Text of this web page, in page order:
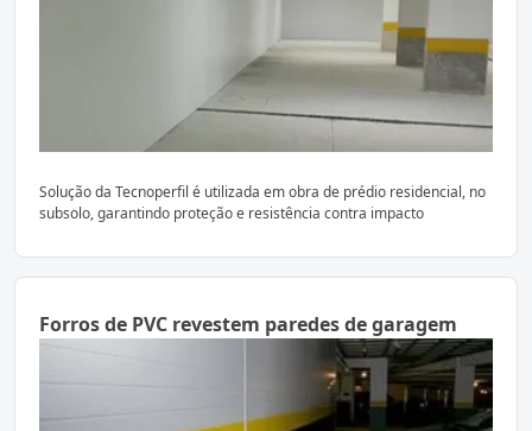
Solução da Tecnoperfil é utilizada em obra de prédio residencial, no
subsolo, garantindo proteção e resistência contra impacto
Forros de PVC revestem paredes de garagem